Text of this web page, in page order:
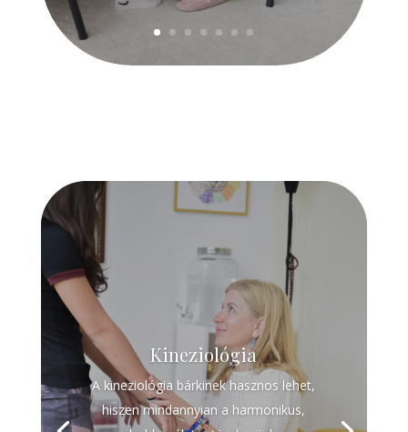
Kineziológia
A kineziológia bárkinek hasznos lehet,
hiszen mindannyian a harmonikus,